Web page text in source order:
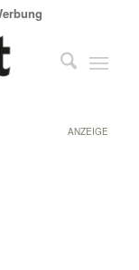
ANZEIGE